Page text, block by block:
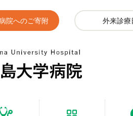
院へのご寄附 外来診療